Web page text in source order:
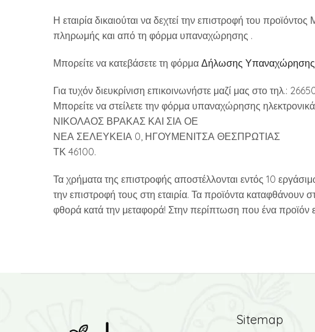
Η εταιρία δικαιούται να δεχτεί την επιστροφή του
πληρωμής και από τη φόρμα υπαναχώρησης .
Μπορείτε να κατεβάσετε τη φόρμα Δήλωσης Υπαναχώρησης
Για τυχόν διευκρίνιση επικοινωνήστε μαζί μας στο τηλ.:
Μπορείτε να στείλετε την φόρμα υπαναχώρησης
ΝΙΚΟΛΑΟΣ ΒΡΑΚΑΣ ΚΑΙ ΣΙΑ ΟΕ
ΝΕΑ ΣΕΛΕΥΚΕΙΑ 0, ΗΓΟΥΜΕΝΙΤΣΑ ΘΕΣΠΡΩΤΙΑΣ
ΤΚ 46100.
Τα χρήματα της επιστροφής αποστέλλονται εντός 10
την επιστροφή τους στη εταιρία. Τα προϊόντα καταφθάνουν
φθορά κατά την μεταφορά! Στην περίπτωση που ένα προϊόν
Sitemap